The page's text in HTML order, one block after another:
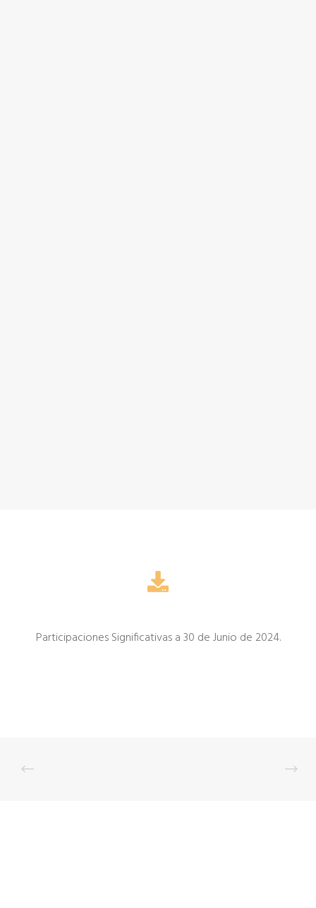
Participaciones Significativas a 30 de Junio de 2024.